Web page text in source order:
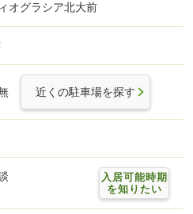
オグラシア北大前
近くの駐車場を探す
入居可能時期
を知りたい